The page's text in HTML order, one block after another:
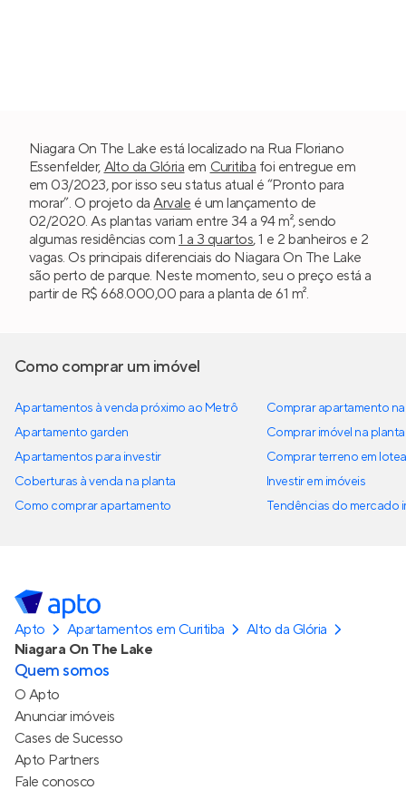
Niagara On The Lake está localizado na Rua Floriano
Essenfelder, Alto da Glória em Curitiba foi entregue em
em 03/2023, por isso seu status atual é “Pronto para
morar”. O projeto daArvale é um lançamento de
02/2020. As plantas variam entre 34 a 94 m², sendo
algumas residências com 1 a 3 quartos, 1 e 2 banheiros e 2
vagas. Os principais diferenciais do Niagara On The Lake
são perto de parque. Neste momento, seu o preço está a
partir de R$ 668.000,00 para a planta de 61 m².
Como comprar um imóvel
Apartamentos à venda próximo ao Metrô
Apartamento garden
Apartamentos para investir
Coberturas à venda na planta
Como comprar apartamento
Comprar apartamento
Comprar imóvel na planta
Comprar terreno em
Investir em imóveis
Tendências do mercado
Apto Apartamentos em Curitiba
Alto da Glória
Niagara On The Lake
Quem somos
O Apto
Anunciar imóveis
Cases de Sucesso
Apto Partners
Fale conosco